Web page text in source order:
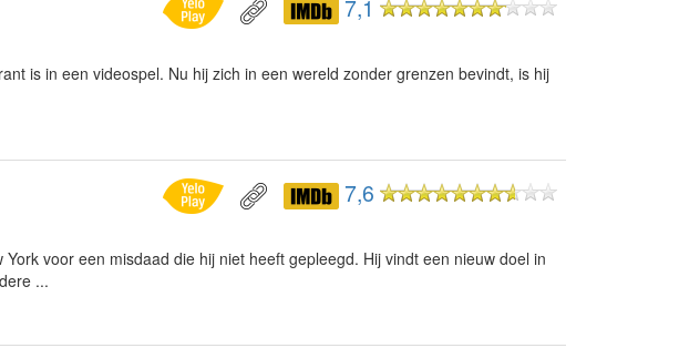
7,1
is in een videospel. Nu hij zich in een wereld zonder grenzen bevindt, is hij
7,6
voor een misdaad die hij niet heeft gepleegd. Hij vindt een nieuw doel in
...